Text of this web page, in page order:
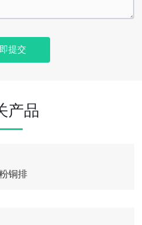
提交
产品
铜排